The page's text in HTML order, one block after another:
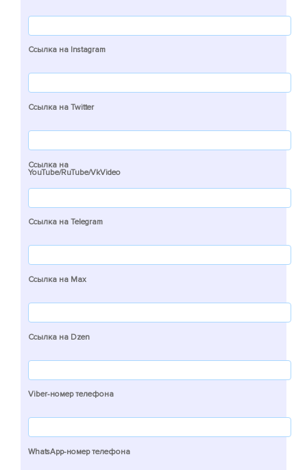
Ссылка на Instagram
Ссылка на Twitter
Ссылка на
YouTube/RuTube/VkVideo
Ссылка на Telegram
Ссылка на Max
Ссылка на Dzen
Viber-номер телефона
WhatsApp-номер телефона